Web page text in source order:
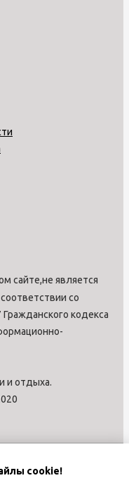
cookie!
сайте,не является
со
кодекса
и отдыха.